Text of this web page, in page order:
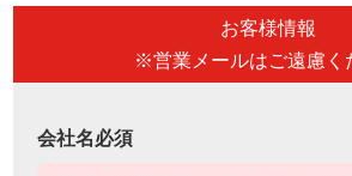
お客様情報
※営業メールはご遠慮く
会社名必須